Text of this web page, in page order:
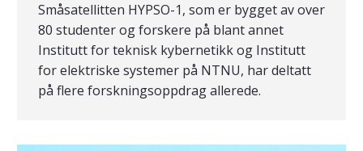
Småsatellitten HYPSO-1, som er bygget av over
80 studenter og forskere på blant annet
Institutt for teknisk kybernetikk og Institutt
for elektriske systemer på NTNU, har deltatt
på flere forskningsoppdrag allerede.